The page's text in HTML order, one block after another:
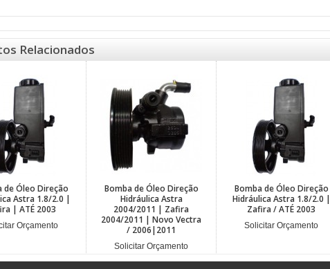
Relacionados
de Óleo Direção
Astra 1.8/2.0 |
| ATÉ 2003
Orçamento
Bomba de Óleo Direção
Hidráulica Astra
2004/2011 | Zafira
2004/2011 | Novo Vectra
/ 2006|2011
Solicitar Orçamento
Bomba de Óleo Direção
Hidráulica Astra 1.8/2.0 |
Zafira / ATÉ 2003
Solicitar Orçamento